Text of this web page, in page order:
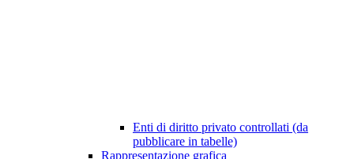
Enti di diritto privato controllati (da
pubblicare in tabelle)
Rappresentazione grafica